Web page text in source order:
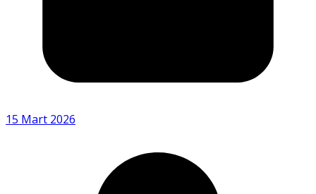
15 Mart 2026